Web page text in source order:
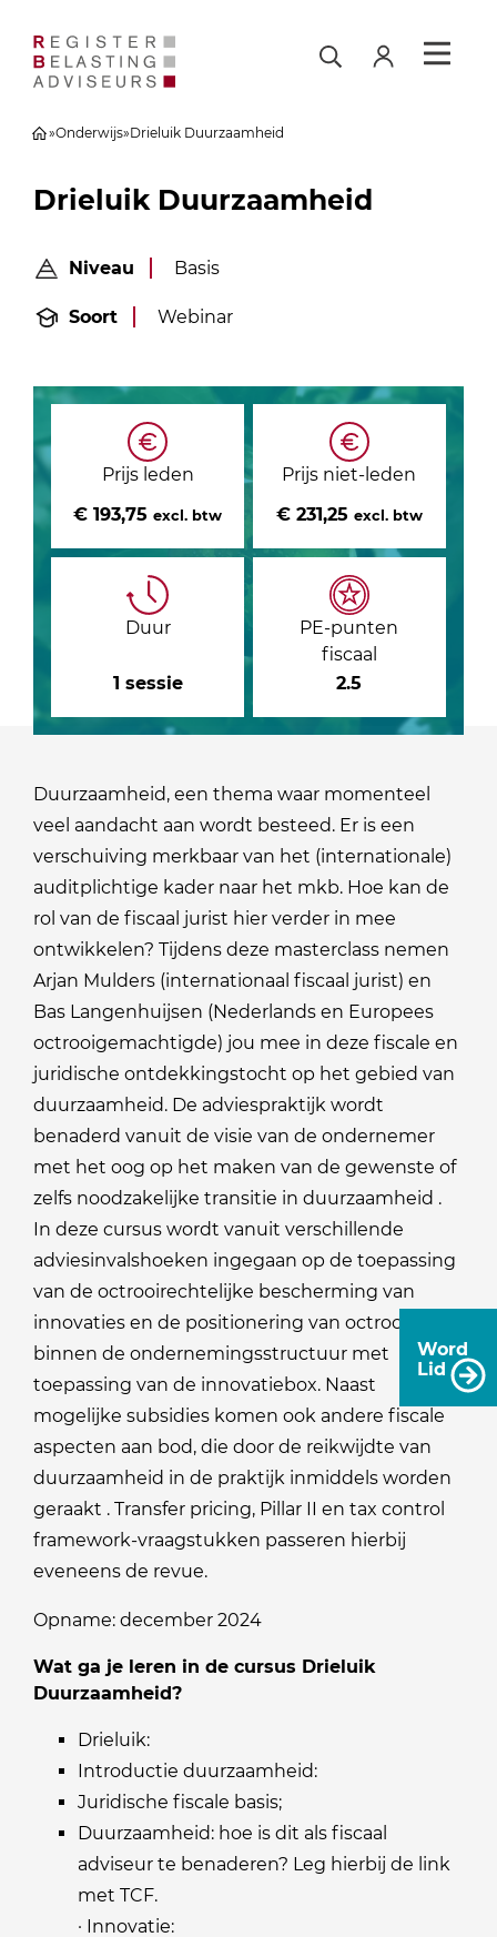
Word
Lid
»Onderwijs»Drieluik Duurzaamheid
Drieluik Duurzaamheid
Niveau Basis
Soort Webinar
Prijs leden
€ 193,75excl. btw
Prijs niet-leden
€ 231,25 excl. btw
Duur
1 sessie
PE-punten
fiscaal
2.5
Duurzaamheid, een thema waar momenteel
veel aandacht aan wordt besteed. Er is een
verschuiving merkbaar van het (internationale)
auditplichtige kader naar het mkb. Hoe kan de
rol van de fiscaal jurist hier verder in mee
ontwikkelen? Tijdens deze masterclass nemen
Arjan Mulders (internationaal fiscaal jurist) en
Bas Langenhuijsen (Nederlands en Europees
octrooigemachtigde) jou mee in deze fiscale en
juridische ontdekkingstocht op het gebied van
duurzaamheid. De adviespraktijk wordt
benaderd vanuit de visie van de ondernemer
met het oog op het maken van de gewenste of
zelfs noodzakelijke transitie in duurzaamheid .
In deze cursus wordt vanuit verschillende
adviesinvalshoeken ingegaan op de toepassing
van de octrooirechtelijke bescherming van
innovaties en de positionering van octrooien
binnen de ondernemingsstructuur met
toepassing van de innovatiebox. Naast
mogelijke subsidies komen ook andere fiscale
aspecten aan bod, die door de reikwijdte van
duurzaamheid in de praktijk inmiddels worden
geraakt . Transfer pricing, Pillar II en tax control
framework-vraagstukken passeren hierbij
eveneens de revue.
Opname: december 2024
Wat ga je leren in de cursus Drieluik
Duurzaamheid?
Drieluik:
Introductie duurzaamheid:
Juridische fiscale basis;
Duurzaamheid: hoe is dit als fiscaal
adviseur te benaderen? Leg hierbij de link
met TCF.
· Innovatie: